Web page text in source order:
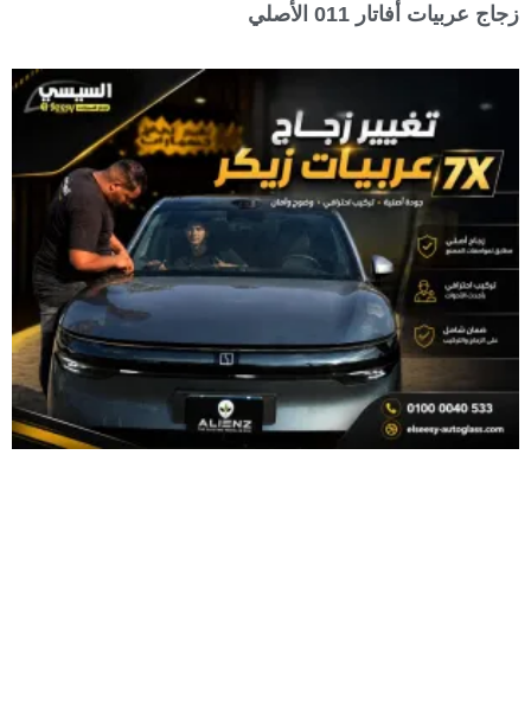
زجاج عربيات أفاتار 011 الأصلي